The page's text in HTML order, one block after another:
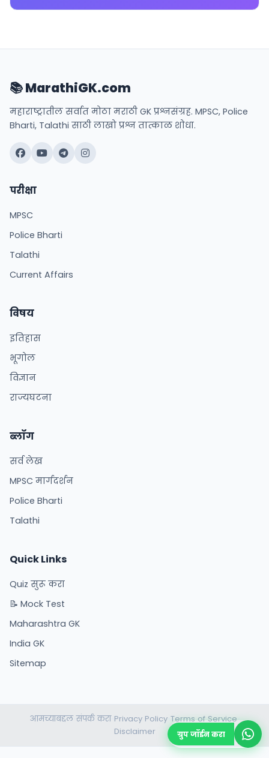
📚 MarathiGK.com
महाराष्ट्रातील सर्वात मोठा मराठी GK प्रश्नसंग्रह. MPSC, Police
Bharti, Talathi साठी लाखो प्रश्न तात्काळ शोधा.
परीक्षा
MPSC
Police Bharti
Talathi
Current Affairs
विषय
इतिहास
भूगोल
विज्ञान
राज्यघटना
ब्लॉग
सर्व लेख
MPSC मार्गदर्शन
Police Bharti
Talathi
Quick Links
Quiz सुरू करा
📝 Mock Test
Maharashtra GK
India GK
Sitemap
आमच्याबद्दल•संपर्क करा• Privacy Policy• Terms of Service•
Disclaimer ग्रुप जॉईन करा